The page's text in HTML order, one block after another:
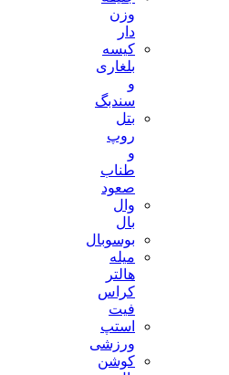
کیسه
بلغاری
سندبگ
بتل
وال
بوسوبال
میله
کراس
استپ
ورزشی
کوشن